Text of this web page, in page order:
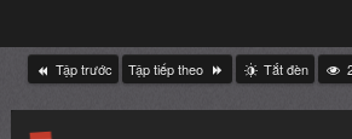
#Dự Phòng